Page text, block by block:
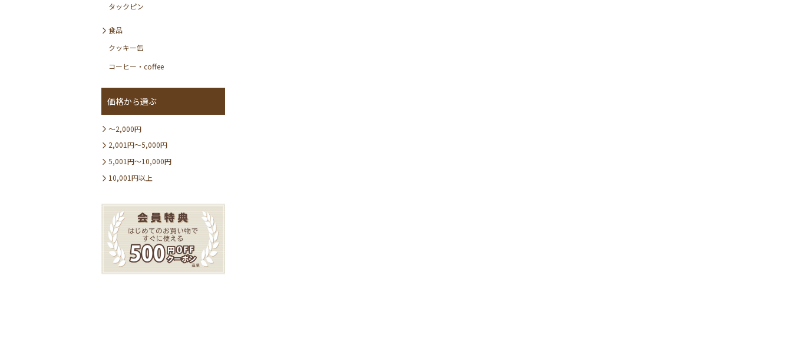
タックピン
食品
クッキー缶
コーヒー・coffee
価格から選ぶ
〜2,000円
2,001円〜5,000円
5,001円〜10,000円
10,001円以上